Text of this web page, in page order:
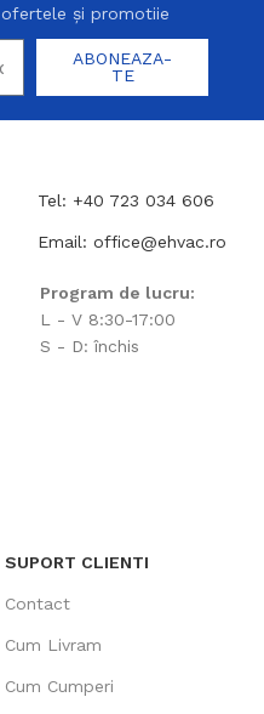
și promotiie
ABONEAZA-
TE
Tel: +40 723 034 606
Email: office@ehvac.ro
Program de lucru:
L - V 8:30-17:00
S - D: închis
SUPORT CLIENTI
Contact
Cum Livram
Cum Cumperi